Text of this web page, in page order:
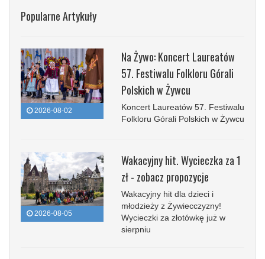
Popularne Artykuły
2026-08-02
Na Żywo: Koncert Laureatów
57. Festiwalu Folkloru Górali
Polskich w Żywcu
Koncert Laureatów 57. Festiwalu
Folkloru Górali Polskich w Żywcu
2026-08-05
Wakacyjny hit. Wycieczka za 1
zł - zobacz propozycje
Wakacyjny hit dla dzieci i
młodzieży z Żywiecczyzny!
Wycieczki za złotówkę już w
sierpniu